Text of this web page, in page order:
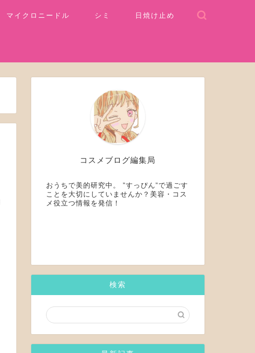
マイクロニードル シミ 日焼け止め
コスメブログ編集局
おうちで美的研究中。 ”すっぴん”で過ごす
ことを大切にしていませんか？美容・コス
メ役立つ情報を発信！
検索